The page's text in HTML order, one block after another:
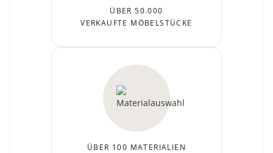
ÜBER 50.000
VERKAUFTE MÖBELSTÜCKE
ÜBER 100 MATERIALIEN